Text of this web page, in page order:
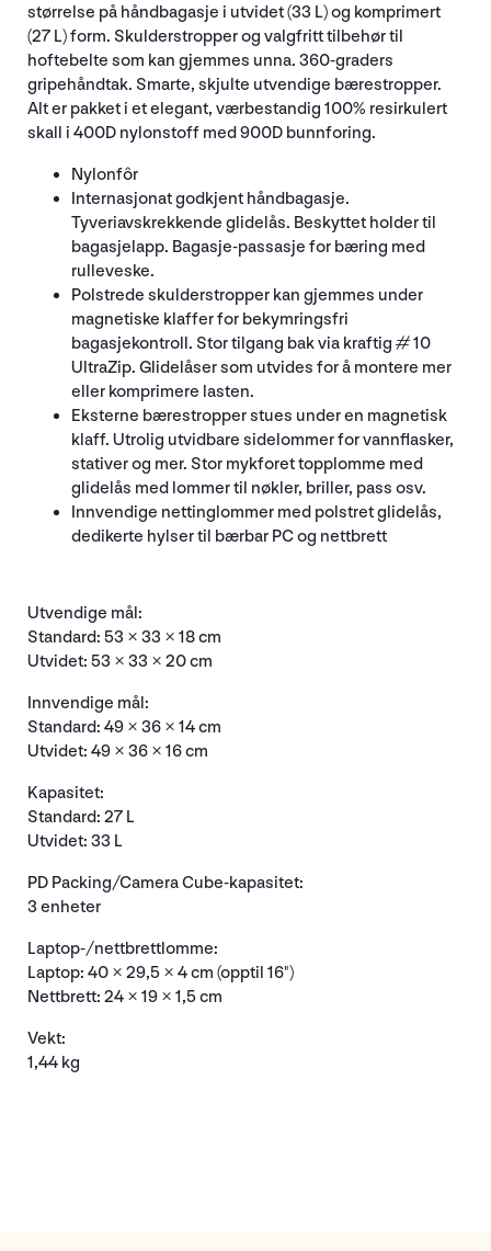
størrelse på håndbagasje i utvidet (33 L) og komprimert
(27 L) form. Skulderstropper og valgfritt tilbehør til
hoftebelte som kan gjemmes unna. 360-graders
gripehåndtak. Smarte, skjulte utvendige bærestropper.
Alt er pakket i et elegant, værbestandig 100% resirkulert
skall i 400D nylonstoff med 900D bunnforing.
Nylonfôr
Internasjonat godkjent håndbagasje.
Tyveriavskrekkende glidelås. Beskyttet holder til
bagasjelapp. Bagasje-passasje for bæring med
rulleveske.
Polstrede skulderstropper kan gjemmes under
magnetiske klaffer for bekymringsfri
bagasjekontroll. Stor tilgang bak via kraftig # 10
UltraZip. Glidelåser som utvides for å montere mer
eller komprimere lasten.
Eksterne bærestropper stues under en magnetisk
klaff. Utrolig utvidbare sidelommer for vannflasker,
stativer og mer. Stor mykforet topplomme med
glidelås med lommer til nøkler, briller, pass osv.
Innvendige nettinglommer med polstret glidelås,
dedikerte hylser til bærbar PC og nettbrett
Utvendige mål:
Standard: 53 × 33 × 18 cm
Utvidet: 53 × 33 × 20 cm
Innvendige mål:
Standard: 49 × 36 × 14 cm
Utvidet: 49 × 36 × 16 cm
Kapasitet:
Standard: 27 L
Utvidet: 33 L
PD Packing/Camera Cube-kapasitet:
3 enheter
Laptop-/nettbrettlomme:
Laptop: 40 × 29,5 × 4 cm (opptil 16")
Nettbrett: 24 × 19 × 1,5 cm
Vekt:
1,44 kg